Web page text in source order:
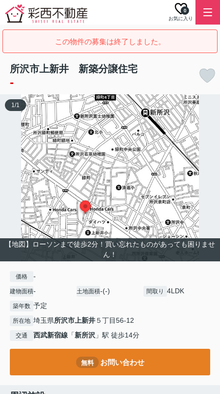
お気に入り
0
この物件の募集は終了しました。
所沢市上新井 新築分譲住宅
-
【地図】ローソンまで徒歩2分！買い忘れたものがあっても困りませ
ん！
1/1
価格 -
建物面積- 土地面積-(-) 間取り 4LDK
築年数 予定
所在地 埼玉県所沢市上新井５丁目56-12
交通 西武新宿線 「新所沢 」駅 徒歩14分
無料 お問い合わせ